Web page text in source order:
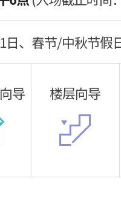
日、春节/中秋节假
导 楼层向导